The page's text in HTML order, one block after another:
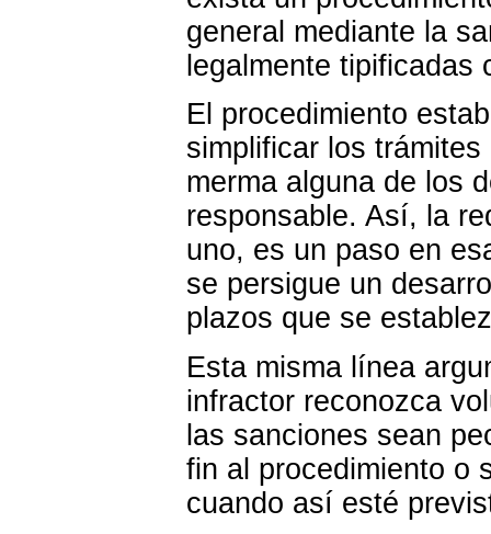
general mediante la
legalmente
El procedimiento
simplificar los
merma alguna de los
responsable. Así, la
uno, es un paso en
se persigue un
plazos que se
Esta misma línea
infractor reconozca
las sanciones sean
fin al procedimiento o
cuando así esté